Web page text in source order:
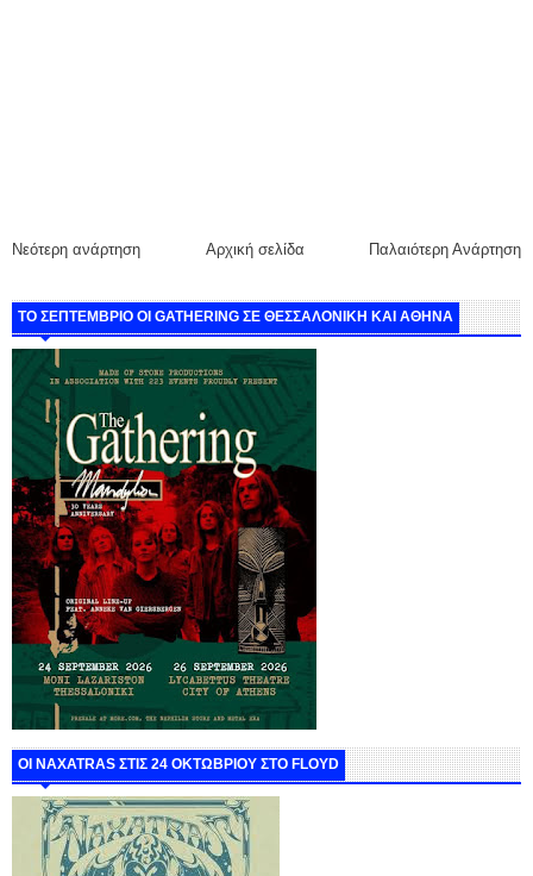
Νεότερη ανάρτηση Παλαιότερη Ανάρτηση
Αρχική σελίδα
ΤΟ ΣΕΠΤΕΜΒΡΙΟ ΟΙ GATHERING ΣΕ ΘΕΣΣΑΛΟΝΙΚΗ ΚΑΙ ΑΘΗΝΑ
ΟΙ NAXATRAS ΣΤΙΣ 24 ΟΚΤΩΒΡΙΟΥ ΣΤΟ FLOYD